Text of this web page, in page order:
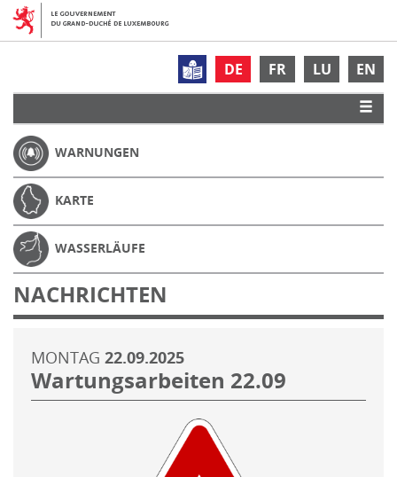
DE FR LU EN
WARNUNGEN
KARTE
WASSERLÄUFE
NACHRICHTEN
MONTAG 22.09.2025
Wartungsarbeiten 22.09